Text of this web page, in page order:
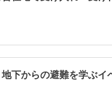
下からの避難を学ぶイ